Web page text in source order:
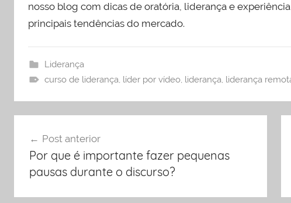
nosso blog com dicas de oratória, liderança e
principais tendências do mercado.
Liderança
curso de liderança, líder por vídeo, liderança, liderança
de
Post
Post anterior
Por que é importante fazer pequenas
pausas durante o discurso?